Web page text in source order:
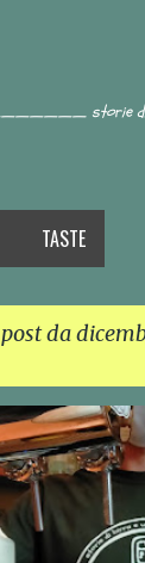
storie di
TASTE
da